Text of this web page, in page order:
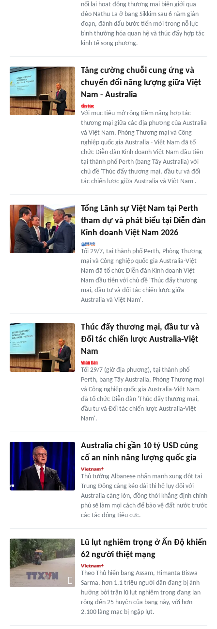
nối lại hoạt động thương mại biên giới qua
đèo Nathu La ở bang Sikkim sau 6 năm gián
đoạn, đánh dấu bước tiến mới trong nỗ lực
bình thường hóa quan hệ và thúc đẩy hợp tác
kinh tế song phương.
Tăng cường chuỗi cung ứng và
chuyển đổi năng lượng giữa Việt
Nam - Australia
Với mục tiêu mở rộng tiềm năng hợp tác
thương mại giữa các địa phương của Australia
và Việt Nam, Phòng Thương mại và Công
nghiệp quốc gia Australia - Việt Nam đã tổ
chức Diễn đàn Kinh doanh Việt Nam đầu tiên
tại thành phố Perth (bang Tây Australia) với
chủ đề 'Thúc đẩy thương mại, đầu tư và đối
tác chiến lược giữa Australia và Việt Nam'.
Tổng Lãnh sự Việt Nam tại Perth
tham dự và phát biểu tại Diễn đàn
Kinh doanh Việt Nam 2026
Tối 29/7, tại thành phố Perth, Phòng Thương
mại và Công nghiệp quốc gia Australia-Việt
Nam đã tổ chức Diễn đàn Kinh doanh Việt
Nam đầu tiên với chủ đề 'Thúc đẩy thương
mại, đầu tư và đối tác chiến lược giữa
Australia và Việt Nam'.
Thúc đẩy thương mại, đầu tư và
Đối tác chiến lược Australia-Việt
Nam
Tối 29/7 (giờ địa phương), tại thành phố
Perth, bang Tây Australia, Phòng Thương mại
và Công nghiệp quốc gia Australia-Việt Nam
đã tổ chức Diễn đàn 'Thúc đẩy thương mại,
đầu tư và Đối tác chiến lược Australia-Việt
Nam'.
Australia chi gần 10 tỷ USD củng
cố an ninh năng lượng quốc gia
Thủ tướng Albanese nhấn mạnh xung đột tại
Trung Đông càng kéo dài thì hệ lụy đối với
Australia càng lớn, đồng thời khẳng định chính
phủ sẽ làm mọi cách để bảo vệ đất nước trước
các tác động tiêu cực.
Lũ lụt nghiêm trọng ở Ấn Độ khiến
62 người thiệt mạng
Theo Thủ hiến bang Assam, Himanta Biswa
Sarma, hơn 1,1 triệu người dân đang bị ảnh
hưởng bởi trận lũ lụt nghiêm trọng đang lan
rộng đến 25 huyện của bang này, với hơn
2.100 làng mạc bị ngập lụt.